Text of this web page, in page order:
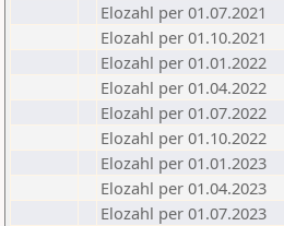
Elozahl per 01.07.2021
Elozahl per 01.10.2021
Elozahl per 01.01.2022
Elozahl per 01.04.2022
Elozahl per 01.07.2022
Elozahl per 01.10.2022
Elozahl per 01.01.2023
Elozahl per 01.04.2023
Elozahl per 01.07.2023